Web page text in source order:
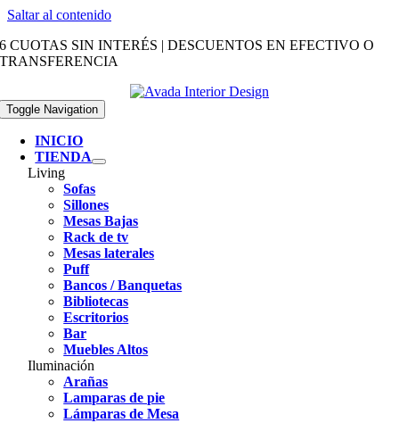
Saltar al contenido
6 CUOTAS SIN INTERÉS | DESCUENTOS EN EFECTIVO O
TRANSFERENCIA
Toggle Navigation
INICIO
TIENDA
Living
Sofas
Sillones
Mesas Bajas
Rack de tv
Mesas laterales
Puff
Bancos / Banquetas
Bibliotecas
Escritorios
Bar
Muebles Altos
Iluminación
Arañas
Lamparas de pie
Lámparas de Mesa